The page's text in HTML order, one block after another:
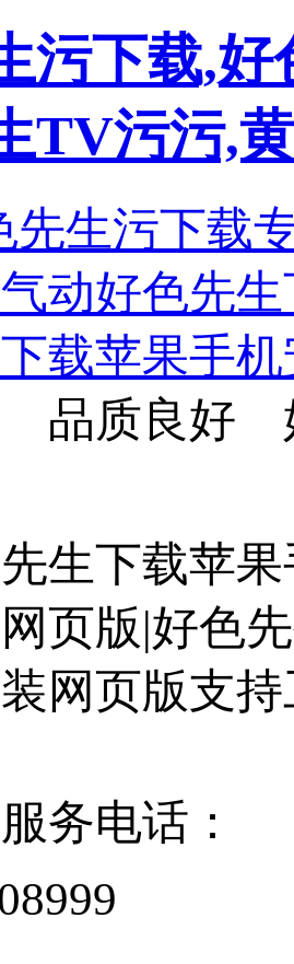
污下载,
TV污污,
品质良好
生下载苹
页版|好色
网页版支
电话：